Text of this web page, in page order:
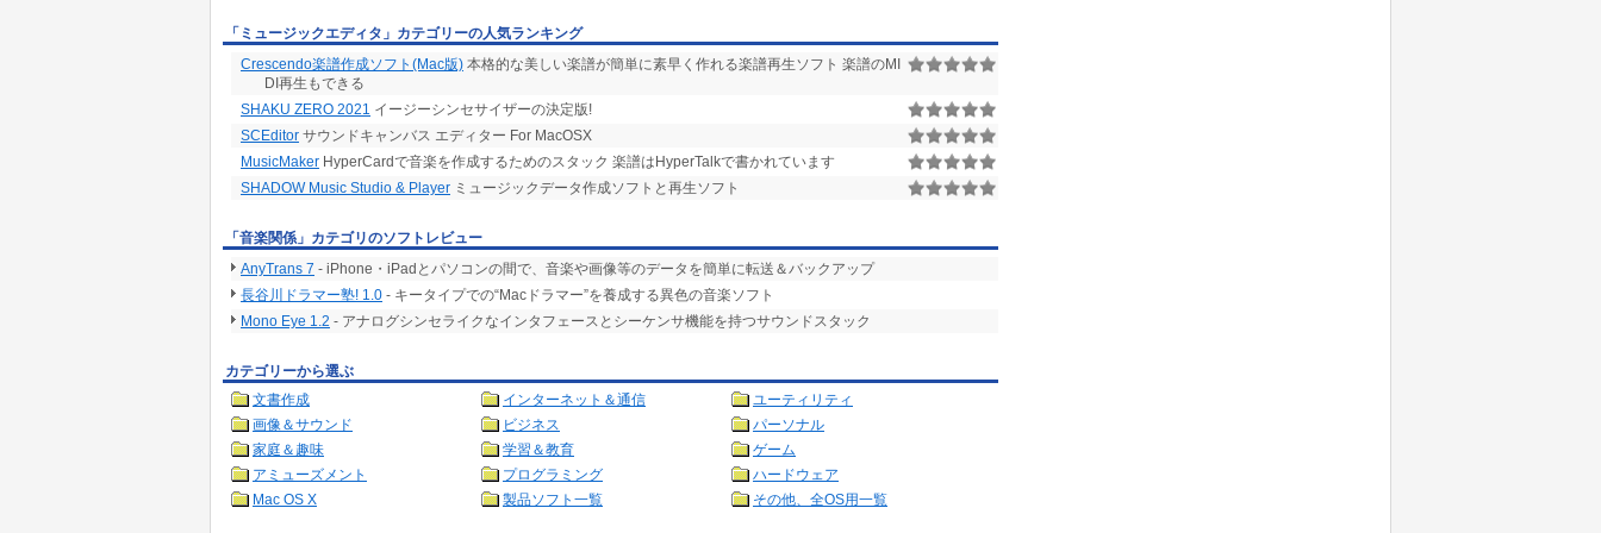
「ミュージックエディタ」カテゴリーの人気ランキング
Crescendo楽譜作成ソフト(Mac版) 本格的な美しい楽譜が簡単に素早く作れる楽譜再生ソフト 楽譜のMI
DI再生もできる
SHAKU ZERO 2021 イージーシンセサイザーの決定版!
SCEditor サウンドキャンバス エディター For MacOSX
MusicMaker HyperCardで音楽を作成するためのスタック 楽譜はHyperTalkで書かれています
SHADOW Music Studio & Player ミュージックデータ作成ソフトと再生ソフト
「音楽関係」カテゴリのソフトレビュー
AnyTrans 7 - iPhone・iPadとパソコンの間で、音楽や画像等のデータを簡単に転送＆バックアップ
長谷川ドラマー塾! 1.0 - キータイプでの“Macドラマー”を養成する異色の音楽ソフト
Mono Eye 1.2 - アナログシンセライクなインタフェースとシーケンサ機能を持つサウンドスタック
カテゴリーから選ぶ
文書作成
インターネット＆通信
ユーティリティ
画像＆サウンド
ビジネス
パーソナル
家庭＆趣味
学習＆教育
ゲーム
アミューズメント
プログラミング
ハードウェア
Mac OS X
製品ソフト一覧 その他、全OS用一覧